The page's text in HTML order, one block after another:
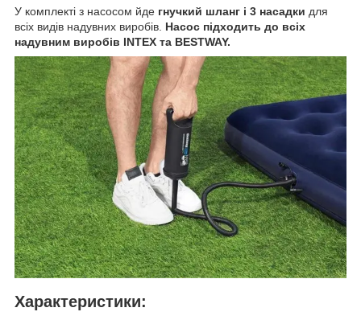
У комплекті з насосом йде гнучкий шланг і 3 насадки для
всіх видів надувних виробів. Насос підходить до всіх
надувним виробів INTEX та BESTWAY.
Характеристики: